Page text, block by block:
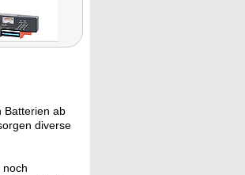
Batterien ab
diverse
noch